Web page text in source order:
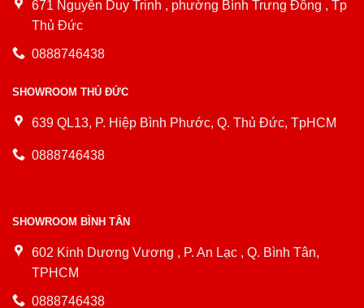
671 Nguyễn Duy Trinh , phường Bình Trưng Đông , Tp
Thủ Đức
0888746438
SHOWROOM THỦ ĐỨC
639 QL13, P. Hiệp Bình Phước, Q. Thủ Đức, TpHCM
0888746438
SHOWROOM BÌNH TÂN
602 Kinh Dương Vương , P. An Lạc , Q. Bình Tân,
TPHCM
0888746438